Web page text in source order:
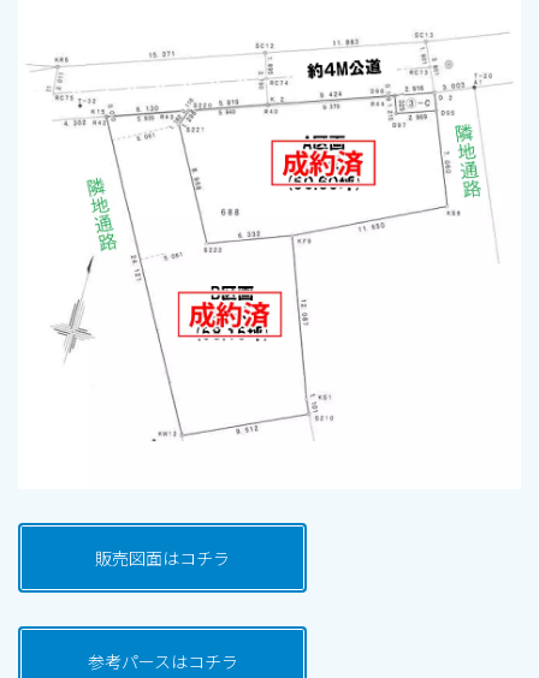
販売図面はコチラ
参考パースはコチラ